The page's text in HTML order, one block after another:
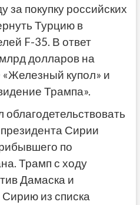
за покупку российских
Турцию в
F-35. В ответ
долларов на
купол» и
Трампа».
Сирии
по
Трамп с ходу
Дамаска и
из списка